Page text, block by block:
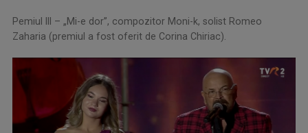
Pemiul III – „Mi-e dor”, compozitor Moni-k, solist Romeo
Zaharia (premiul a fost oferit de Corina Chiriac).